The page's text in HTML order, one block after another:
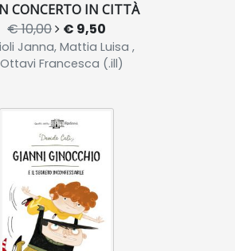
CONCERTO IN CITTÀ
€ 10,00 € 9,50
Janna, Mattia Luisa ,
Francesca (.ill)